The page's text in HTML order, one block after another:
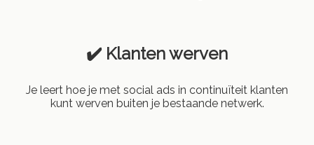
✔️ Klanten werven
Je leert hoe je met social ads in continuïteit klanten
kunt werven buiten je bestaande netwerk.